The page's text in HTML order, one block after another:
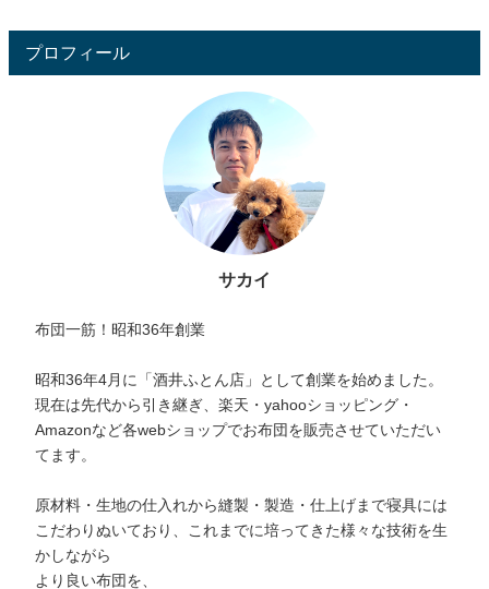
プロフィール
サカイ
布団一筋！昭和36年創業
昭和36年4月に「酒井ふとん店」として創業を始めました。
現在は先代から引き継ぎ、楽天・yahooショッピング・
Amazonなど各webショップでお布団を販売させていただい
てます。
原材料・生地の仕入れから縫製・製造・仕上げまで寝具には
こだわりぬいており、これまでに培ってきた様々な技術を生
かしながら
より良い布団を、